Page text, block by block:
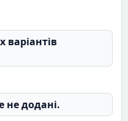
не додані.